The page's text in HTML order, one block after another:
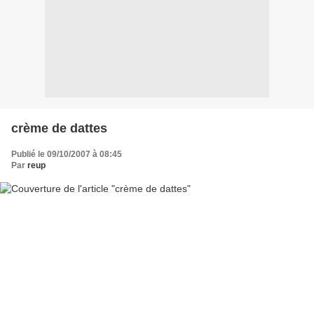
crème de dattes
Publié le 09/10/2007 à 08:45
Par reup